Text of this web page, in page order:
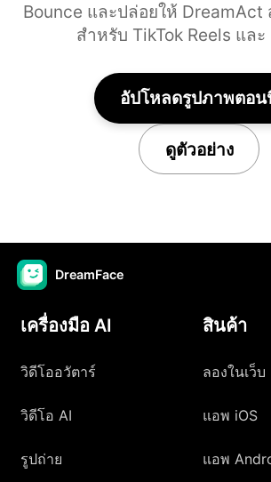
Bounce และปล่อยให้ DreamAct
สําหรับ TikTok Reels และ
อัปโหลดรูปภาพตอน
ดูตัวอย่าง
DreamFace
เครื่องมือ AI
วิดีโออวัตาร์
วิดีโอ AI
รูปถ่าย
สินค้า
ลองในเว็บ
แอพ iOS
แอพ